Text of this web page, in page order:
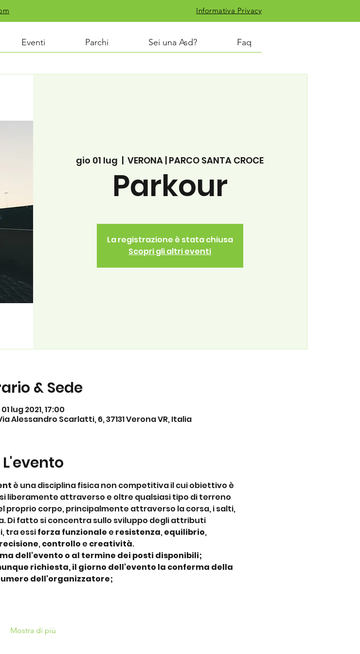
Informativa Privacy
Eventi Parchi Sei una Asd? Faq
gio 01 lug
  |
VERONA | PARCO SANTA CROCE
Parkour
La registrazione è stata chiusa
Scopri gli altri eventi
& Sede
01 lug 2021, 17:00
Via Alessandro Scarlatti, 6, 37131 Verona VR, Italia
L'evento
è una disciplina fisica non competitiva il cui obiettivo è
liberamente attraverso e oltre qualsiasi tipo di terreno
proprio corpo, principalmente attraverso la corsa, i salti,
Di fatto si concentra sullo sviluppo degli attributi
tra essi forza funzionale e resistenza, equilibrio,
, controllo e creatività.
dell'evento o al termine dei posti disponibili;
richiesta, il giorno dell'evento la conferma della
dell'organizzatore;
Mostra di più